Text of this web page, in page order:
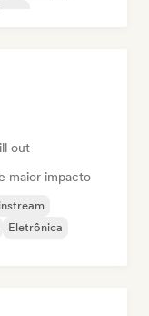
out
maior impacto
Eletrônica